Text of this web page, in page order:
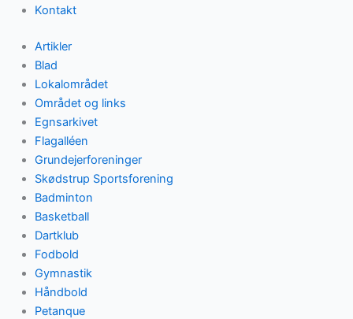
Kontakt
Artikler
Blad
Lokalområdet
Området og links
Egnsarkivet
Flagalléen
Grundejerforeninger
Skødstrup Sportsforening
Badminton
Basketball
Dartklub
Fodbold
Gymnastik
Håndbold
Petanque